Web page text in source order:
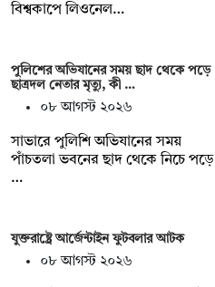
বিশ্বকাপে লিওনেল…
পুলিশের অভিযানের সময় ছাদ থেকে পড়ে
ছাত্রদল নেতার মৃত্যু, কী …
০৮ আগস্ট ২০২৬
সাভারে পুলিশি অভিযানের সময়
পাঁচতলা ভবনের ছাদ থেকে নিচে পড়ে
…
যুক্তরাষ্ট্রে আর্জেন্টাইন ফুটবলার আটক
০৮ আগস্ট ২০২৬